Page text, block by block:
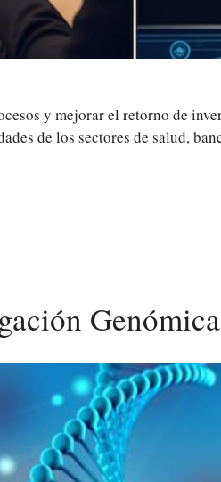
y mejorar el retorno de
de los sectores de salud,
Genómica